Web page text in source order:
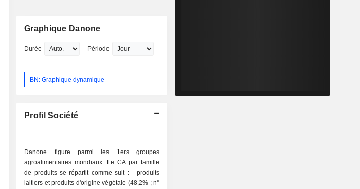
Graphique Danone
Durée Période
BN: Graphique dynamique
Profil Société
Danone figure parmi les 1ers groupes
agroalimentaires mondiaux. Le CA par famille
de produits se répartit comme suit : - produits
laitiers et produits d'origine végétale (48,2% ; n°